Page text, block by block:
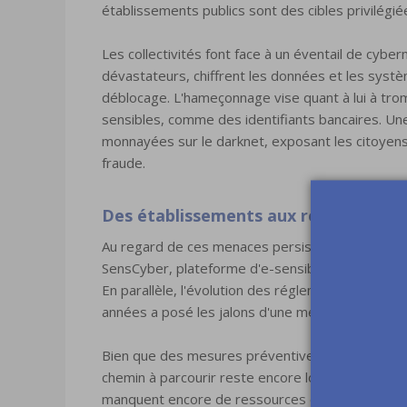
établissements publics sont des cibles
Les collectivités font face à un éventail de
dévastateurs, chiffrent les données et les
déblocage. L'hameçonnage vise quant à lui à
sensibles, comme des identifiants bancaires.
monnayées sur le darknet, exposant les
fraude.
Des établissements aux ressources
Au regard de ces menaces persistantes, l'État
SensCyber, plateforme d'e-sensibilisation
En parallèle, l'évolution des réglementations
années a posé les jalons d'une meilleure
Bien que des mesures préventives s'ancrent
chemin à parcourir reste encore long. De
manquent encore de ressources et d'expertise